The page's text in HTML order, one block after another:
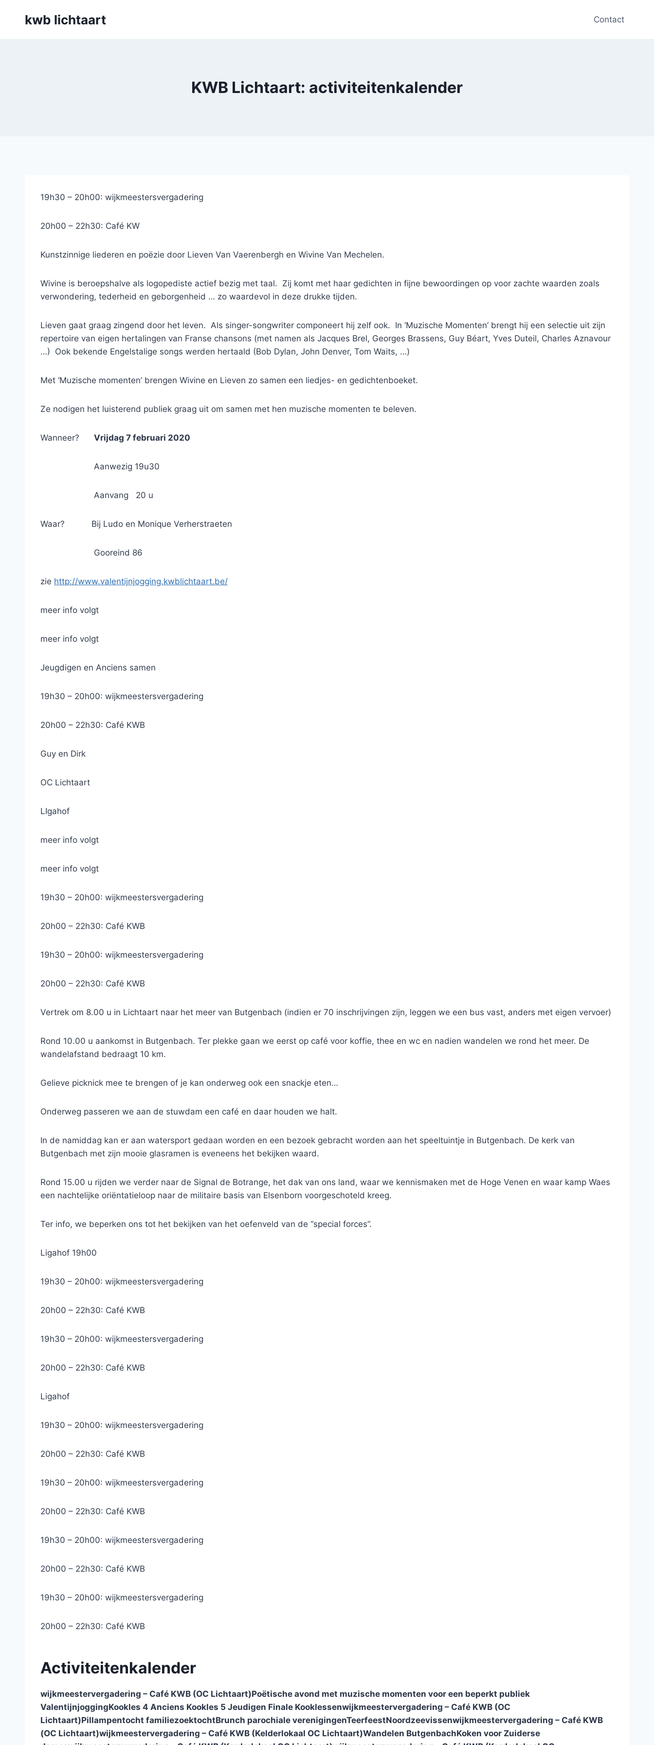
kwb lichtaart Contact
KWB Lichtaart: activiteitenkalender
19h30 – 20h00: wijkmeestersvergadering
20h00 – 22h30: Café KW
Kunstzinnige liederen en poëzie door Lieven Van Vaerenbergh en Wivine Van Mechelen.
Wivine is beroepshalve als logopediste actief bezig met taal. Zij komt met haar gedichten in fijne bewoordingen op voor zachte waarden zoals
verwondering, tederheid en geborgenheid … zo waardevol in deze drukke tijden.
Lieven gaat graag zingend door het leven. Als singer-songwriter componeert hij zelf ook. In ‘Muzische Momenten’ brengt hij een selectie uit zijn
repertoire van eigen hertalingen van Franse chansons (met namen als Jacques Brel, Georges Brassens, Guy Béart, Yves Duteil, Charles Aznavour
…) Ook bekende Engelstalige songs werden hertaald (Bob Dylan, John Denver, Tom Waits, …)
Met ‘Muzische momenten’ brengen Wivine en Lieven zo samen een liedjes- en gedichtenboeket.
Ze nodigen het luisterend publiek graag uit om samen met hen muzische momenten te beleven.
Wanneer? Vrijdag 7 februari 2020
Aanwezig 19u30
Aanvang 20 u
Waar? Bij Ludo en Monique Verherstraeten
Gooreind 86
zie http://www.valentijnjogging.kwblichtaart.be/
meer info volgt
meer info volgt
Jeugdigen en Anciens samen
19h30 – 20h00: wijkmeestersvergadering
20h00 – 22h30: Café KWB
Guy en Dirk
OC Lichtaart
LIgahof
meer info volgt
meer info volgt
19h30 – 20h00: wijkmeestersvergadering
20h00 – 22h30: Café KWB
19h30 – 20h00: wijkmeestersvergadering
20h00 – 22h30: Café KWB
Vertrek om 8.00 u in Lichtaart naar het meer van Butgenbach (indien er 70 inschrijvingen zijn, leggen we een bus vast, anders met eigen vervoer)
Rond 10.00 u aankomst in Butgenbach. Ter plekke gaan we eerst op café voor koffie, thee en wc en nadien wandelen we rond het meer. De
wandelafstand bedraagt 10 km.
Gelieve picknick mee te brengen of je kan onderweg ook een snackje eten…
Onderweg passeren we aan de stuwdam een café en daar houden we halt.
In de namiddag kan er aan watersport gedaan worden en een bezoek gebracht worden aan het speeltuintje in Butgenbach. De kerk van
Butgenbach met zijn mooie glasramen is eveneens het bekijken waard.
Rond 15.00 u rijden we verder naar de Signal de Botrange, het dak van ons land, waar we kennismaken met de Hoge Venen en waar kamp Waes
een nachtelijke oriëntatieloop naar de militaire basis van Elsenborn voorgeschoteld kreeg.
Ter info, we beperken ons tot het bekijken van het oefenveld van de “special forces”.
Ligahof 19h00
19h30 – 20h00: wijkmeestersvergadering
20h00 – 22h30: Café KWB
19h30 – 20h00: wijkmeestersvergadering
20h00 – 22h30: Café KWB
Ligahof
19h30 – 20h00: wijkmeestersvergadering
20h00 – 22h30: Café KWB
19h30 – 20h00: wijkmeestersvergadering
20h00 – 22h30: Café KWB
19h30 – 20h00: wijkmeestersvergadering
20h00 – 22h30: Café KWB
19h30 – 20h00: wijkmeestersvergadering
20h00 – 22h30: Café KWB
Activiteitenkalender
wijkmeestervergadering – Café KWB (OC Lichtaart)Poëtische avond met muzische momenten voor een beperkt publiek
ValentijnjoggingKookles 4 Anciens Kookles 5 Jeudigen Finale Kooklessenwijkmeestervergadering – Café KWB (OC
Lichtaart)Pillampentocht familiezoektochtBrunch parochiale verenigingenTeerfeestNoordzeevissenwijkmeestervergadering – Café KWB
(OC Lichtaart)wijkmeestervergadering – Café KWB (Kelderlokaal OC Lichtaart)Wandelen ButgenbachKoken voor Zuiderse